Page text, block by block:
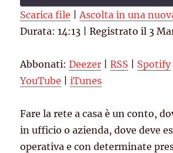
Deezer RSS
YouTube iTunes
RSS FEED
SHARE
EMBED
Scarica file |Ascolta in una
Durata: 14:13 |Registrato il 3
Abbonati:Deezer |RSS Spotify
YouTube |iTunes
Fare la rete a casa è un conto,
in ufficio o azienda, dove deve
operativa e con determinate